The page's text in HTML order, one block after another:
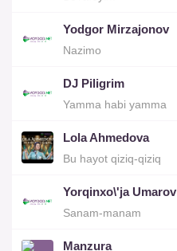
Yodgor Mirzajonov
Nazimo
DJ Piligrim
Yamma habi yamma
Lola Ahmedova
Bu hayot qiziq-qiziq
Yorqinxo\'ja Umarov
Sanam-manam
Manzura